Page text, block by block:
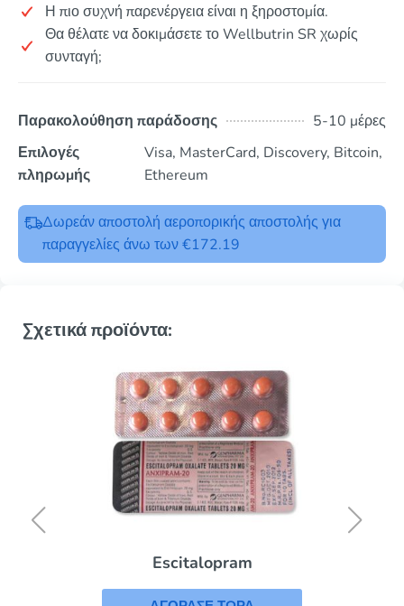
Η πιο συχνή παρενέργεια είναι η ξηροστομία.
Θα θέλατε να δοκιμάσετε το Wellbutrin SR χωρίς
συνταγή;
Παρακολούθηση παράδοσης
5-10 μέρες
Επιλογές
πληρωμής
Visa, MasterCard, Discovery, Bitcoin,
Ethereum
Δωρεάν αποστολή αεροπορικής αποστολής για
παραγγελίες άνω των €172.19
Σχετικά προϊόντα:
Escitalopram